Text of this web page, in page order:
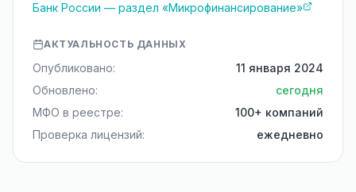
Банк России — раздел «Микрофинансирование»
АКТУАЛЬНОСТЬ ДАННЫХ
Опубликовано:
11 января 2024
Обновлено:
сегодня
МФО в реестре:
100+ компаний
Проверка лицензий:
ежедневно